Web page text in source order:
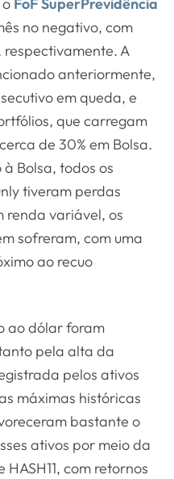
no negativo, com
respectivamente. A
anteriormente,
em queda, e
que carregam
de 30% em Bolsa.
Bolsa, todos os
tiveram perdas
renda variável, os
sofreram, com uma
ao recuo
ao dólar foram
pela alta da
pelos ativos
máximas históricas
bastante o
ativos por meio da
HASH11, com retornos